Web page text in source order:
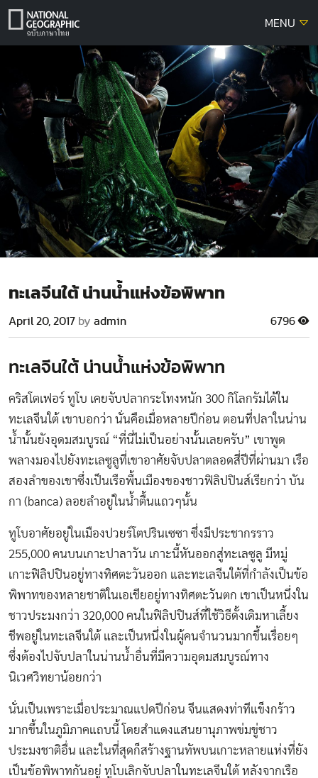
Skip
MENU
ทะเลจีนใต้ น่านน้ำแห่งข้อพิพาท
April 20, 2017 by admin 6796
ทะเลจีนใต้ น่านน้ำแห่งข้อพิพาท
คริสโตเฟอร์ ทูโบ เคยจับปลากระโทงหนัก 300 กิโลกรัมได้ใน
ทะเลจีนใต้ เขาบอกว่า นั่นคือเมื่อหลายปีก่อน ตอนที่ปลาในน่าน
น้ำนั้นยังอุดมสมบูรณ์ “ที่นี่ไม่เป็นอย่างนั้นเลยครับ” เขาพูด
พลางมองไปยังทะเลซูลูที่เขาอาศัยจับปลาตลอดสี่ปีที่ผ่านมา เรือ
สองลำของเขาซึ่งเป็นเรือพื้นเมืองของชาวฟิลิปปินส์เรียกว่า บัน
กา (banca) ลอยลำอยู่ในน้ำตื้นแถวๆนั้น
ทูโบอาศัยอยู่ในเมืองปวยร์โตปรินเซซา ซึ่งมีประชากรราว
255,000 คนบนเกาะปาลาวัน เกาะนี้หันออกสู่ทะเลซูลู มีหมู่
เกาะฟิลิปปินอยู่ทางทิศตะวันออก และทะเลจีนใต้ที่กำลังเป็นข้อ
พิพาทของหลายชาติในเอเชียอยู่ทางทิศตะวันตก เขาเป็นหนึ่งใน
ชาวประมงกว่า 320,000 คนในฟิลิปปินส์ที่ใช้วิธีดั้งเดิมหาเลี้ยง
ชีพอยู่ในทะเลจีนใต้ และเป็นหนึ่งในผู้คนจำนวนมากขึ้นเรื่อยๆ
ซึ่งต้องไปจับปลาในน่านน้ำอื่นที่มีความอุดมสมบูรณ์ทาง
นิเวศวิทยาน้อยกว่า
นั่นเป็นเพราะเมื่อประมาณแปดปีก่อน จีนแสดงท่าทีแข็งกร้าว
มากขึ้นในภูมิภาคแถบนี้ โดยสำแดงแสนยานุภาพข่มขู่ชาว
ประมงชาติอื่น และในที่สุดก็สร้างฐานทัพบนเกาะหลายแห่งที่ยัง
เป็นข้อพิพาทกันอยู่ ทูโบเลิกจับปลาในทะเลจีนใต้ หลังจากเรือ